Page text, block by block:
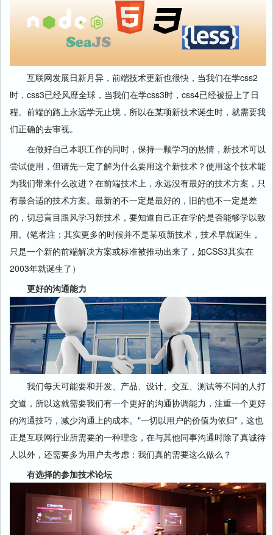
互联网发展日新月异，前端技术更新也很快，当我们在学css2
时，css3已经风靡全球，当我们在学css3时，css4已经被提上了日
程。前端的路上永远学无止境，所以在某项新技术诞生时，就需要我
们正确的去审视。
在做好自己本职工作的同时，保持一颗学习的热情，新技术可以
尝试使用，但请先一定了解为什么要用这个新技术？使用这个技术能
为我们带来什么改进？在前端技术上，永远没有最好的技术方案，只
有最合适的技术方案。最新的不一定是最好的，旧的也不一定是差
的，切忌盲目跟风学习新技术，要知道自己正在学的是否能够学以致
用。(笔者注：其实更多的时候并不是某项新技术，技术早就诞生，
只是一个新的前端解决方案或标准被推动出来了，如CSS3其实在
2003年就诞生了）
更好的沟通能力
我们每天可能要和开发、产品、设计、交互、测试等不同的人打
交道，所以这就需要我们有一个更好的沟通协调能力，注重一个更好
的沟通技巧，减少沟通上的成本。"一切以用户的价值为依归"，这也
正是互联网行业所需要的一种理念，在与其他同事沟通时除了真诚待
人以外，还需要多为用户去考虑：我们真的需要这么做么？
有选择的参加技术论坛